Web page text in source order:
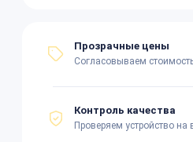
Прозрачные цены
Согласовываем
Контроль качества
Проверяем устройство на